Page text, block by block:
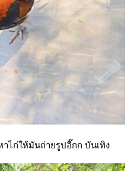
ไก่ให้มันถ่ายรูปอี๊กก บันเทิง